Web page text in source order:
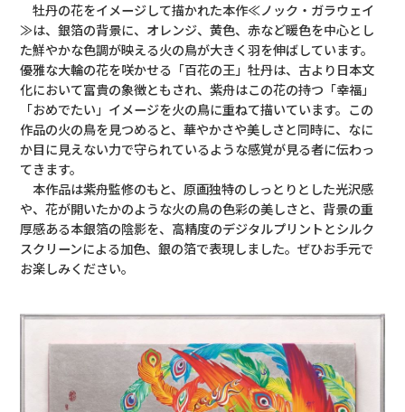
牡丹の花をイメージして描かれた本作≪ノック・ガラウェイ
≫は、銀箔の背景に、オレンジ、黄色、赤など暖色を中心とし
た鮮やかな色調が映える火の鳥が大きく羽を伸ばしています。
優雅な大輪の花を咲かせる「百花の王」牡丹は、古より日本文
化において富貴の象徴ともされ、紫舟はこの花の持つ「幸福」
「おめでたい」イメージを火の鳥に重ねて描いています。この
作品の火の鳥を見つめると、華やかさや美しさと同時に、なに
か目に見えない力で守られているような感覚が見る者に伝わっ
てきます。
本作品は紫舟監修のもと、原画独特のしっとりとした光沢感
や、花が開いたかのような火の鳥の色彩の美しさと、背景の重
厚感ある本銀箔の陰影を、高精度のデジタルプリントとシルク
スクリーンによる加色、銀の箔で表現しました。ぜひお手元で
お楽しみください。